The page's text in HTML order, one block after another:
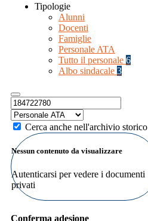
Tipologie
Alunni
Docenti
Famiglie
Personale ATA
Tutto il personale 6
Albo sindacale 3
Cerca anche nell'archivio storico
Nessun contenuto da visualizzare
Autenticarsi per vedere i documenti
privati
Conferma adesione